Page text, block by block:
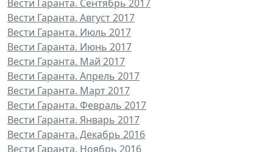
Вести Гаранта. Сентябрь 2017
Вести Гаранта. Август 2017
Вести Гаранта. Июль 2017
Вести Гаранта. Июнь 2017
Вести Гаранта. Май 2017
Вести Гаранта. Апрель 2017
Вести Гаранта. Март 2017
Вести Гаранта. Февраль 2017
Вести Гаранта. Январь 2017
Вести Гаранта. Декабрь 2016
Вести Гаранта. Ноябрь 2016